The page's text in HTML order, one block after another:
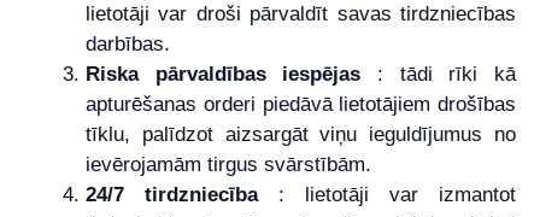
lietotāji var droši pārvaldīt savas tirdzniecības
darbības.
Riska pārvaldības iespējas : tādi rīki kā
apturēšanas orderi piedāvā lietotājiem drošības
tīklu, palīdzot aizsargāt viņu ieguldījumus no
ievērojamām tirgus svārstībām.
24/7 tirdzniecība: lietotāji var izmantot